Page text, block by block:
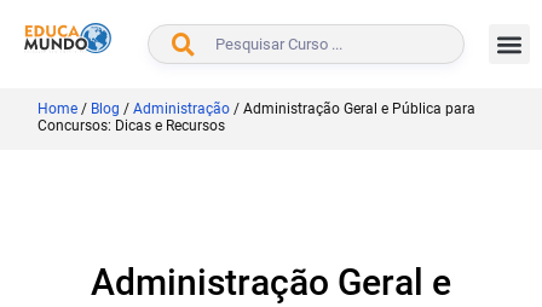
BUSCAR
Home / Blog / Administração / Administração Geral e Pública para
Concursos: Dicas e Recursos
Administração Geral e